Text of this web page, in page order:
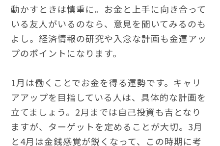
動かすときは慎重に。お金と上手に向き合って
いる友人がいるのなら、意見を聞いてみるのも
よし。経済情報の研究や入念な計画も金運アッ
プのポイントになります。
1月は働くことでお金を得る運勢です。キャリ
アアップを目指している人は、具体的な計画を
立てましょう。2月までは自己投資も吉となり
ますが、ターゲットを定めることが大切。3月
と4月は金銭感覚が鋭くなって、この時期に考